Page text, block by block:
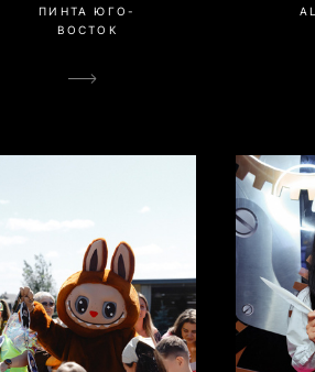
ПИНТА ЮГО-
ВОСТОК